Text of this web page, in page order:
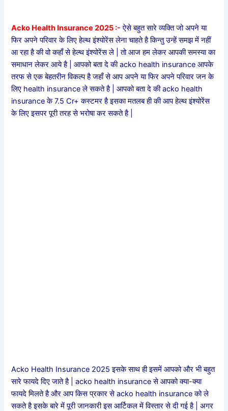
Acko Health Insurance 2025 :- ऐसे बहुत सारे व्यक्ति जो अपने या
फिर अपने परिवार के लिए हेल्थ इंश्योरेंस लेना चाहते है किन्तु उन्हें समझ में नहीं
आ रहा है की वो कहाँ से हेल्थ इंश्योरेंस ले | तो आज हम लेकर आपकी समस्या का
समाधान लेकर आये है | आपको बता दे की acko health insurance आपके
तरफ से एक बेहतरीन विकल्प है जहाँ से आप अपने या फिर अपने परिवार जन के
लिए health insurance ले सकते है | आपको बता दे की acko health
insurance के 7.5 Cr+ कस्टमर है इसका मतलब ही की आप हेल्थ इंश्योरेंस
के लिए इसपर पूरी तरह से भरोषा कर सकते है |
Acko Health Insurance 2025 इसके साथ ही इसमें आपको और भी बहुत
सारे फायदे दिए जाते है | acko health insurance से आपको क्या-क्या
फायदे मिलते है और आप किस प्रकार से acko health insurance को ले
सकते है इसके बारे में पूरी जानकारी इस आर्टिकल में विस्तार से दी गई है | अगर